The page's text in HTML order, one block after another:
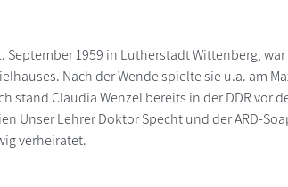
September 1959 in Lutherstadt Wittenberg,
Nach der Wende spielte sie u.a. am
stand Claudia Wenzel bereits in der DDR vor
Unser Lehrer Doktor Specht und der ARD-
verheiratet.